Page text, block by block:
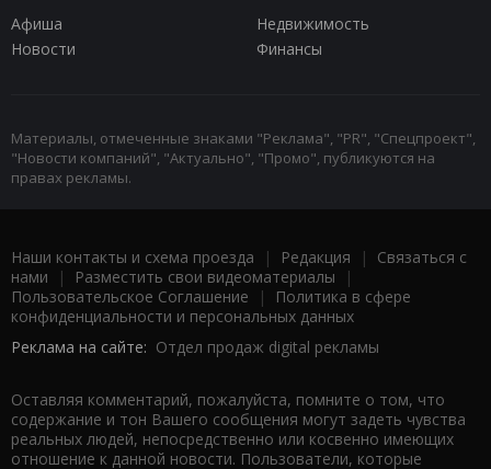
Афиша
Недвижимость
Новости
Финансы
Материалы, отмеченные знаками "Реклама", "PR", "Спецпроект",
"Новости компаний", "Актуально", "Промо", публикуются на
правах рекламы.
Наши контакты и схема проезда | Редакция | Связаться с
нами | Разместить свои видеоматериалы |
Пользовательское Соглашение |
Политика в сфере
конфиденциальности и персональных данных
Реклама на сайте: Отдел продаж digital рекламы
Оставляя комментарий, пожалуйста, помните о том, что
содержание и тон Вашего сообщения могут задеть чувства
реальных людей, непосредственно или косвенно имеющих
отношение к данной новости. Пользователи, которые